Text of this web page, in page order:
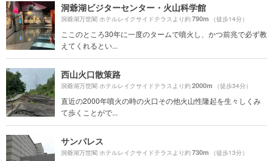
洞爺湖ビジターセンター・火山科学館
洞爺湖万世閣 ホテルレイクサイドテラスより約790m （徒歩14分）
ここのところ30年に一度のタームで噴火し、かつ前兆で必ず教
えてくれるとい...
西山火口散策路
洞爺湖万世閣 ホテルレイクサイドテラスより約2000m （徒歩34分）
直近の2000年噴火の時の火口その他火山性隆起を生々しくみ
て歩くことがで...
サンパレス
洞爺湖万世閣 ホテルレイクサイドテラスより約730m （徒歩13分）